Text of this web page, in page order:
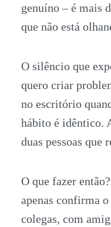
genuíno – é mais
que não está
O silêncio que
quero criar
no escritório
hábito é idêntico.
duas pessoas que
O que fazer
apenas confirma
colegas, com